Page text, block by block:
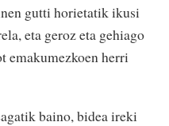
gutti horietatik ikusi
eta geroz eta gehiago
emakumezkoen herri
baino, bidea ireki